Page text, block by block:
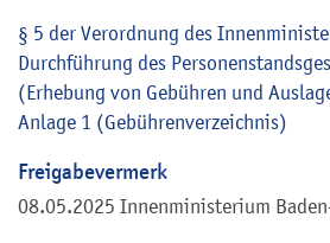
§ 5 der Verordnung des
Durchführung des
(Erhebung von Gebühren und
Anlage 1 (Gebührenverzeichnis)
Freigabevermerk
08.05.2025 Innenministerium